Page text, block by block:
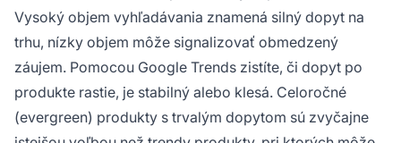
Vysoký objem vyhľadávania znamená silný dopyt na
trhu, nízky objem môže signalizovať obmedzený
záujem. Pomocou Google Trends zistíte, či dopyt po
produkte rastie, je stabilný alebo klesá. Celoročné
(evergreen) produkty s trvalým dopytom sú zvyčajne